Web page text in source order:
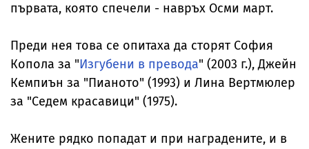
първата, която спечели - навръх Осми март.
Преди нея това се опитаха да сторят София
Копола за "Изгубени в превода" (2003 г.), Джейн
Кемпиън за "Пианото" (1993) и Лина Вертмюлер
за "Седем красавици" (1975).
Жените рядко попадат и при наградените, и в